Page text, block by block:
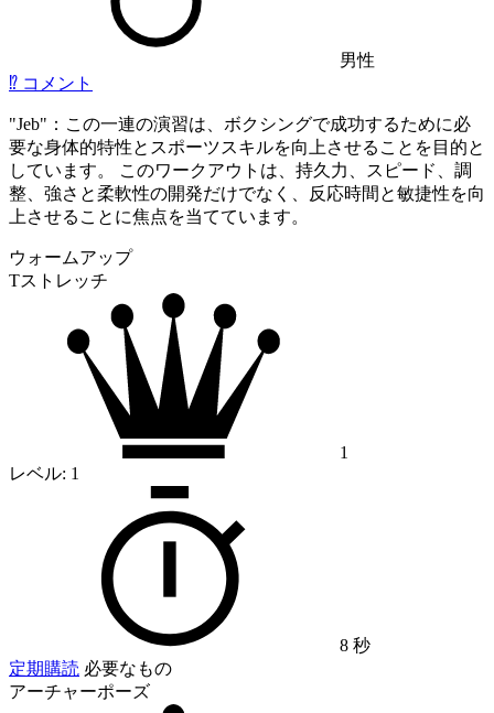
男性
⁉️ コメント
"Jeb"：この一連の演習は、ボクシングで成功するために必
要な身体的特性とスポーツスキルを向上させることを目的と
しています。 このワークアウトは、持久力、スピード、調
整、強さと柔軟性の開発だけでなく、反応時間と敏捷性を向
上させることに焦点を当てています。
ウォームアップ
Tストレッチ
1
レベル: 1
8 秒
定期購読 必要なもの
アーチャーポーズ